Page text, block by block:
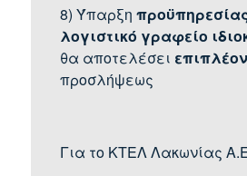
8) Ύπαρξη
λογιστικό γραφείο
θα αποτελέσει επιπλέον
προσλήψεως
Για το ΚΤΕΛ Λακωνίας